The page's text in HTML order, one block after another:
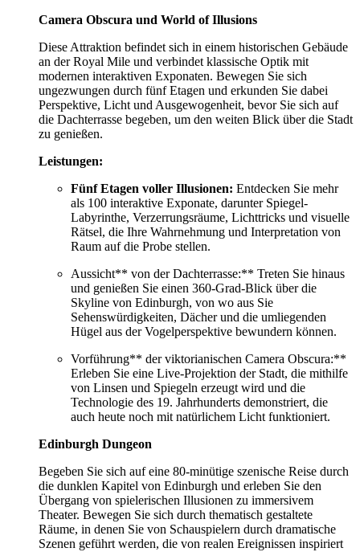
Camera Obscura und World of Illusions
Diese Attraktion befindet sich in einem historischen Gebäude
an der Royal Mile und verbindet klassische Optik mit
modernen interaktiven Exponaten. Bewegen Sie sich
ungezwungen durch fünf Etagen und erkunden Sie dabei
Perspektive, Licht und Ausgewogenheit, bevor Sie sich auf
die Dachterrasse begeben, um den weiten Blick über die Stadt
zu genießen.
Leistungen:
Fünf Etagen voller Illusionen: Entdecken Sie mehr
als 100 interaktive Exponate, darunter Spiegel-
Labyrinthe, Verzerrungsräume, Lichttricks und visuelle
Rätsel, die Ihre Wahrnehmung und Interpretation von
Raum auf die Probe stellen.
Aussicht** von der Dachterrasse:** Treten Sie hinaus
und genießen Sie einen 360-Grad-Blick über die
Skyline von Edinburgh, von wo aus Sie
Sehenswürdigkeiten, Dächer und die umliegenden
Hügel aus der Vogelperspektive bewundern können.
Vorführung** der viktorianischen Camera Obscura:**
Erleben Sie eine Live-Projektion der Stadt, die mithilfe
von Linsen und Spiegeln erzeugt wird und die
Technologie des 19. Jahrhunderts demonstriert, die
auch heute noch mit natürlichem Licht funktioniert.
Edinburgh Dungeon
Begeben Sie sich auf eine 80-minütige szenische Reise durch
die dunklen Kapitel von Edinburgh und erleben Sie den
Übergang von spielerischen Illusionen zu immersivem
Theater. Bewegen Sie sich durch thematisch gestaltete
Räume, in denen Sie von Schauspielern durch dramatische
Szenen geführt werden, die von realen Ereignissen inspiriert